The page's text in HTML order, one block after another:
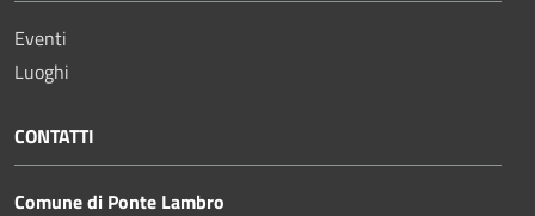
Eventi
Luoghi
CONTATTI
Comune di Ponte Lambro